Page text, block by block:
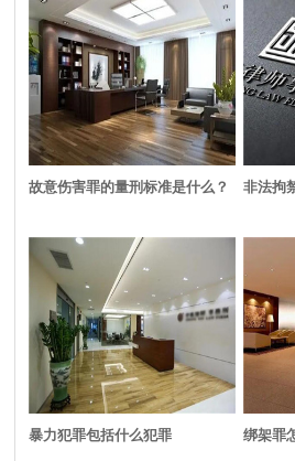
故意伤害罪的量刑标准是什么？ 非法拘
暴力犯罪包括什么犯罪 绑架罪